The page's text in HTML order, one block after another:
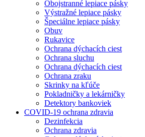
Obojstranné lepiace pásky
Výstražné lepiace pásky
Špeciálne lepiace pásky
Obuv
Rukavice
Ochrana dýchacích ciest
Ochrana sluchu
Ochrana dýchacích ciest
Ochrana zraku
Skrinky na kľúče
Pokladničky a lekárničky
Detektory bankoviek
COVID-19 ochrana zdravia
Dezinfekcia
Ochrana zdravia